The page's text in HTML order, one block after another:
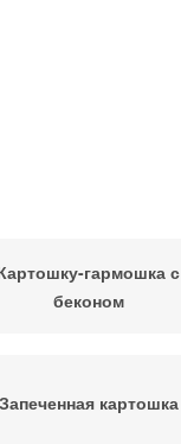
гармошка с
беконом
Запеченная картошка